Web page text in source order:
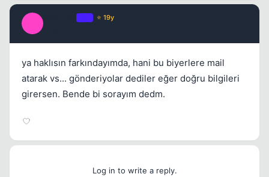
⭐ 19y
ya haklısın farkındayımda, hani bu biyerlere mail
atarak vs... gönderiyolar dediler eğer doğru bilgileri
girersen. Bende bi sorayım dedm.
Log in to write a reply.